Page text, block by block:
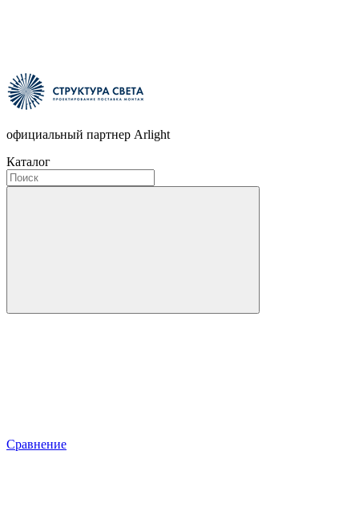
официальный партнер Arlight
Каталог
Сравнение